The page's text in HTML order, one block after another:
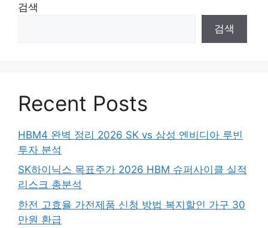
검색
검색
Recent Posts
HBM4 완벽 정리 2026 SK vs 삼성 엔비디아 루빈
투자 분석
SK하이닉스 목표주가 2026 HBM 슈퍼사이클 실적
리스크 총분석
한전 고효율 가전제품 신청 방법 복지할인 가구 30
만원 환급